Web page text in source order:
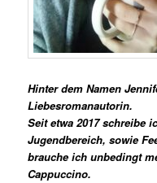
Hinter dem Namen
Liebesromanautorin.
Seit etwa 2017 schreibe
Jugendbereich, sowie
brauche ich unbedingt
Cappuccino.